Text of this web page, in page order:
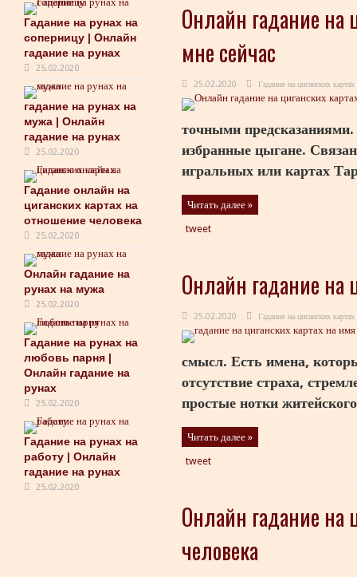
Онлайн гадание на
мне сейчас
25.02.2020 Гадания на циганских картах
точными
избранные цыгане.
игральных или картах
Читать далее »
tweet
Онлайн гадание на
25.02.2020 Гадания на циганских картах
смысл. Есть имена,
отсутствие страха,
простые нотки
Читать далее »
tweet
Онлайн гадание на
человека
Гадание на рунах на
соперницу | Онлайн
гадание на рунах
25.02.2020
гадание на рунах на
мужа | Онлайн
гадание на рунах
25.02.2020
Гадание онлайн на
циганских картах на
отношение человека
25.02.2020
Онлайн гадание на
рунах на мужа
25.02.2020
Гадание на рунах на
любовь парня |
Онлайн гадание на
рунах
25.02.2020
Гадание на рунах на
работу | Онлайн
гадание на рунах
25.02.2020